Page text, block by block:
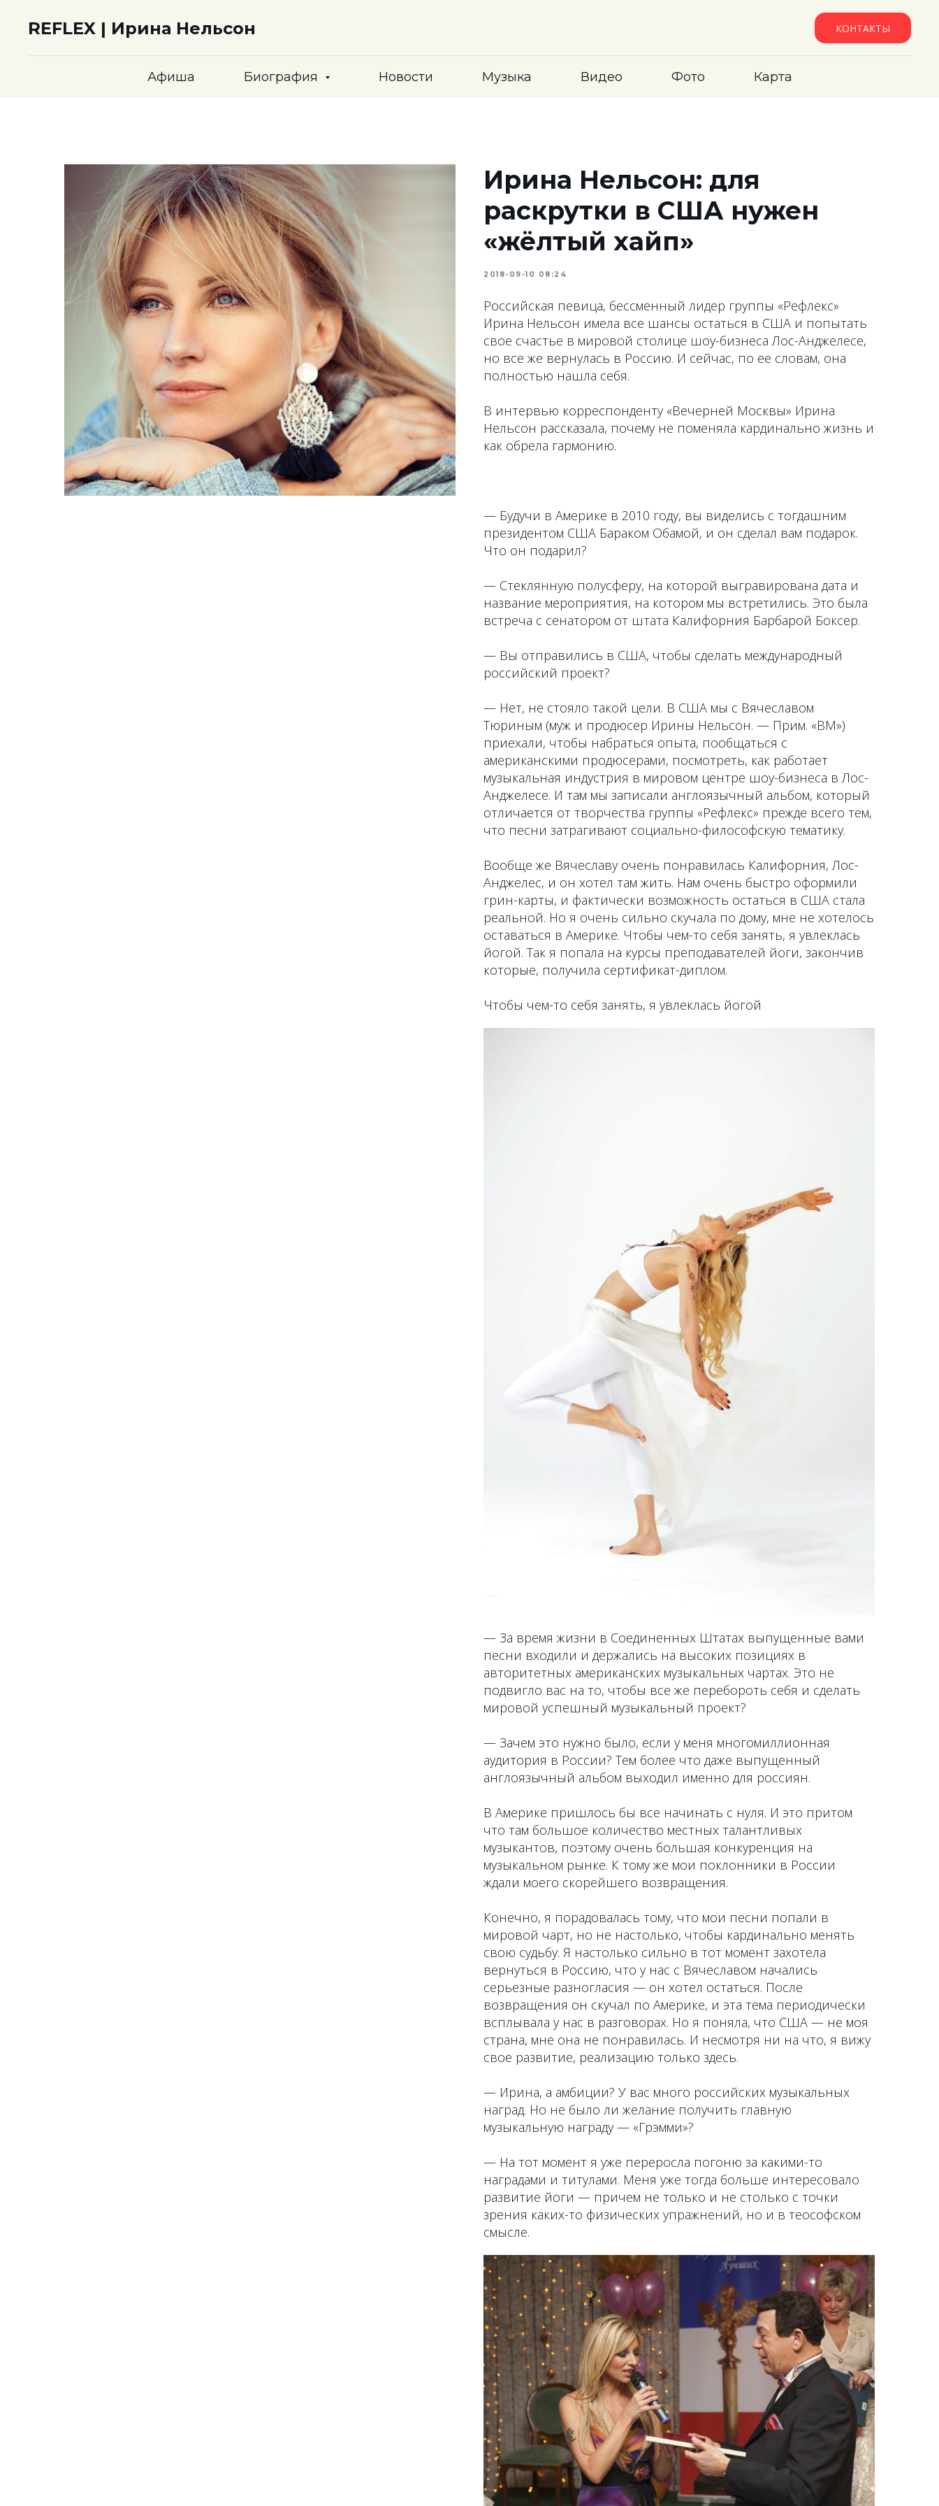
REFLEX | Ирина Нельсон КОНТАКТЫ
Афиша Биография Новости Музыка Видео Фото Карта
Ирина Нельсон: для
раскрутки в США нужен
«жёлтый хайп»
2018-09-10 08:24
Российская певица, бессменный лидер группы «Рефлекс»
Ирина Нельсон имела все шансы остаться в США и попытать
свое счастье в мировой столице шоу-бизнеса Лос-Анджелесе,
но все же вернулась в Россию. И сейчас, по ее словам, она
полностью нашла себя.
В интервью корреспонденту «Вечерней Москвы» Ирина
Нельсон рассказала, почему не поменяла кардинально жизнь и
как обрела гармонию.
— Будучи в Америке в 2010 году, вы виделись с тогдашним
президентом США Бараком Обамой, и он сделал вам подарок.
Что он подарил?
— Стеклянную полусферу, на которой выгравирована дата и
название мероприятия, на котором мы встретились. Это была
встреча с сенатором от штата Калифорния Барбарой Боксер.
— Вы отправились в США, чтобы сделать международный
российский проект?
— Нет, не стояло такой цели. В США мы с Вячеславом
Тюриным (муж и продюсер Ирины Нельсон. — Прим. «ВМ»)
приехали, чтобы набраться опыта, пообщаться с
американскими продюсерами, посмотреть, как работает
музыкальная индустрия в мировом центре шоу-бизнеса в Лос-
Анджелесе. И там мы записали англоязычный альбом, который
отличается от творчества группы «Рефлекс» прежде всего тем,
что песни затрагивают социально-философскую тематику.
Вообще же Вячеславу очень понравилась Калифорния, Лос-
Анджелес, и он хотел там жить. Нам очень быстро оформили
грин-карты, и фактически возможность остаться в США стала
реальной. Но я очень сильно скучала по дому, мне не хотелось
оставаться в Америке. Чтобы чем-то себя занять, я увлеклась
йогой. Так я попала на курсы преподавателей йоги, закончив
которые, получила сертификат-диплом.
Чтобы чем-то себя занять, я увлеклась йогой
— За время жизни в Соединенных Штатах выпущенные вами
песни входили и держались на высоких позициях в
авторитетных американских музыкальных чартах. Это не
подвигло вас на то, чтобы все же перебороть себя и сделать
мировой успешный музыкальный проект?
— Зачем это нужно было, если у меня многомиллионная
аудитория в России? Тем более что даже выпущенный
англоязычный альбом выходил именно для россиян.
В Америке пришлось бы все начинать с нуля. И это притом
что там большое количество местных талантливых
музыкантов, поэтому очень большая конкуренция на
музыкальном рынке. К тому же мои поклонники в России
ждали моего скорейшего возвращения.
Конечно, я порадовалась тому, что мои песни попали в
мировой чарт, но не настолько, чтобы кардинально менять
свою судьбу. Я настолько сильно в тот момент захотела
вернуться в Россию, что у нас с Вячеславом начались
серьезные разногласия — он хотел остаться. После
возвращения он скучал по Америке, и эта тема периодически
всплывала у нас в разговорах. Но я поняла, что США — не моя
страна, мне она не понравилась. И несмотря ни на что, я вижу
свое развитие, реализацию только здесь.
— Ирина, а амбиции? У вас много российских музыкальных
наград. Но не было ли желание получить главную
музыкальную награду — «Грэмми»?
— На тот момент я уже переросла погоню за какими-то
наградами и титулами. Меня уже тогда больше интересовало
развитие йоги — причем не только и не столько с точки
зрения каких-то физических упражнений, но и в теософском
смысле.